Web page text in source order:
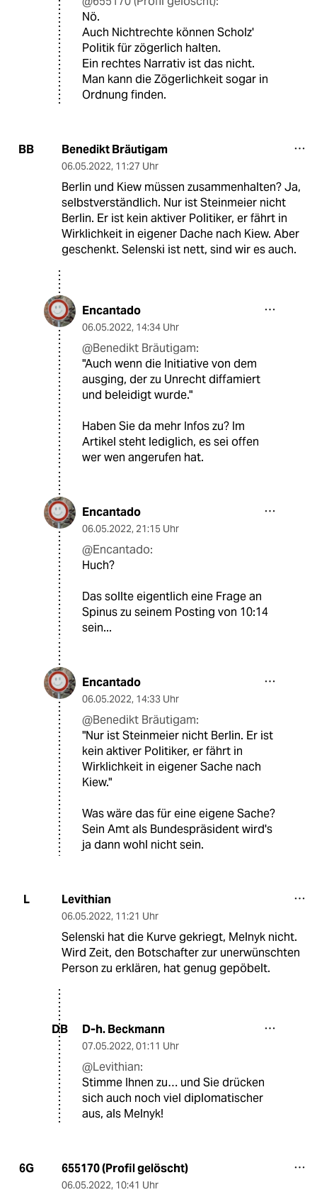
Nö.
Auch Nichtrechte können Scholz'
Politik für zögerlich halten.
Ein rechtes Narrativ ist das nicht.
Man kann die Zögerlichkeit sogar in
Ordnung finden.
BB Benedikt Bräutigam
06.05.2022, 11:27 Uhr
Berlin und Kiew müssen zusammenhalten? Ja,
selbstverständlich. Nur ist Steinmeier nicht
Berlin. Er ist kein aktiver Politiker, er fährt in
Wirklichkeit in eigener Dache nach Kiew. Aber
geschenkt. Selenski ist nett, sind wir es auch.
Encantado
06.05.2022, 14:34 Uhr
@Benedikt Bräutigam:
"Auch wenn die Initiative von dem
ausging, der zu Unrecht diffamiert
und beleidigt wurde."
Haben Sie da mehr Infos zu? Im
Artikel steht lediglich, es sei offen
wer wen angerufen hat.
Encantado
06.05.2022, 21:15 Uhr
@Encantado:
Huch?
Das sollte eigentlich eine Frage an
Spinus zu seinem Posting von 10:14
sein...
Encantado
06.05.2022, 14:33 Uhr
@Benedikt Bräutigam:
"Nur ist Steinmeier nicht Berlin. Er ist
kein aktiver Politiker, er fährt in
Wirklichkeit in eigener Sache nach
Kiew."
Was wäre das für eine eigene Sache?
Sein Amt als Bundespräsident wird's
ja dann wohl nicht sein.
L Levithian
06.05.2022, 11:21 Uhr
Selenski hat die Kurve gekriegt, Melnyk nicht.
Wird Zeit, den Botschafter zur unerwünschten
Person zu erklären, hat genug gepöbelt.
DB D-h. Beckmann
07.05.2022, 01:11 Uhr
@Levithian:
Stimme Ihnen zu… und Sie drücken
sich auch noch viel diplomatischer
aus, als Melnyk!
6G 655170 (Profil gelöscht)
06.05.2022, 10:41 Uhr